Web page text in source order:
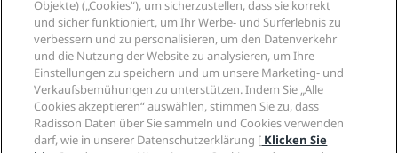
„Sports Approved“-Hotels
Familienfreundliche Hotels
Gesundheit & Sicherheit
Medien
Karriere RHG
Karriere PPHE
Karrieren EHL
The Club by RHG
Entwicklungsmöglichkeiten
Responsible Business – Unser Engagement
Einkauf
Privacy Centre
Rechtliche Hinweise
Radisson Rewards Geschäftsbedingungen
Website-Nutzungsvereinbarung
Digitale Barrierefreiheit
Moderne Sklaverei – Erklärung
Hilfe
Verbrauchermeldungen
Kontakt
FAQ
Inhaltsübersicht
Soziale Medien
Marken von Radisson Hotels
Objekte) („Cookies“), um sicherzustellen, dass sie korrekt
und sicher funktioniert, um Ihr Werbe- und Surferlebnis zu
verbessern und zu personalisieren, um den Datenverkehr
und die Nutzung der Website zu analysieren, um Ihre
Einstellungen zu speichern und um unsere Marketing- und
Verkaufsbemühungen zu unterstützen. Indem Sie „Alle
Cookies akzeptieren“ auswählen, stimmen Sie zu, dass
Radisson Daten über Sie sammeln und Cookies verwenden
darf, wie in unserer Datenschutzerklärung [ Klicken Sie